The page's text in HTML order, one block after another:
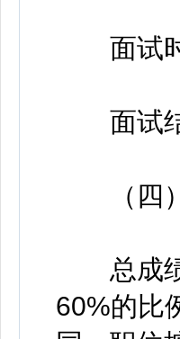
面试时
面试结
（四）
总成绩
60%的比